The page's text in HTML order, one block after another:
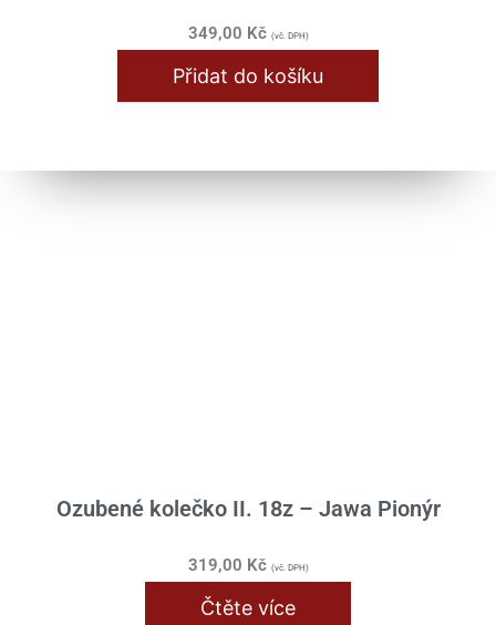
349,00 Kč (vč. DPH)
Přidat do košíku
Ozubené kolečko II. 18z – Jawa Pionýr
319,00 Kč (vč. DPH)
Čtěte více